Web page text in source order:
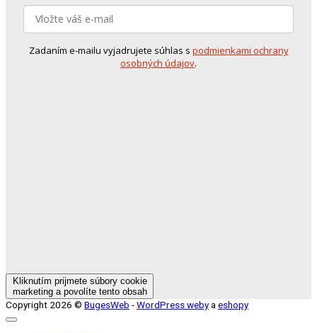
Zadaním e-mailu vyjadrujete súhlas s podmienkami ochrany
osobných údajov.
Kliknutím prijmete súbory cookie
marketing a povolíte tento obsah
Copyright 2026 © BugesWeb -WordPress webyaeshopy